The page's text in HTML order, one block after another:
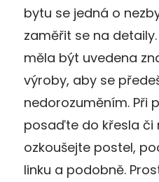
bytu se jedná o
zaměřit se na
měla být uvedena
výroby, aby se
nedorozuměním. Při
posaďte do křesla či
ozkoušejte postel,
linku a podobně.